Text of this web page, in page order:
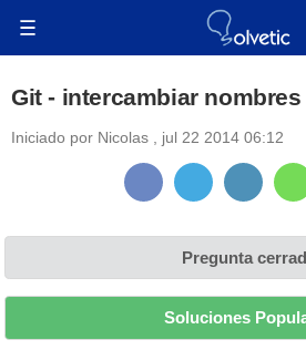
Git - intercambiar
Iniciado por Nicolas jul 22 2014 06:12
Pregunta
Soluciones